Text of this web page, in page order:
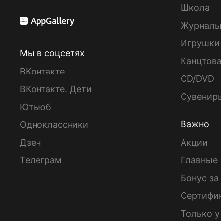
Мы в соцсетях
ВКонтакте
ВКонтакте. Дети
Ютьюб
Одноклассники
Дзен
Телеграм
Школа
Журналы
Игрушки
CD/DVD
Важно
Акции
Главные
Бонус
Только у